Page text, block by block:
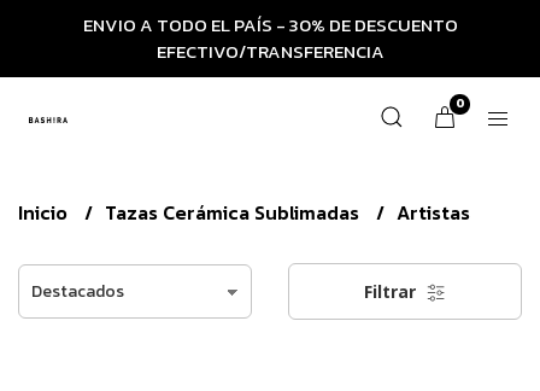
ENVIO A TODO EL PAÍS - 30% DE DESCUENTO
EFECTIVO/TRANSFERENCIA
0
Inicio Tazas Cerámica Sublimadas Artistas
Filtrar